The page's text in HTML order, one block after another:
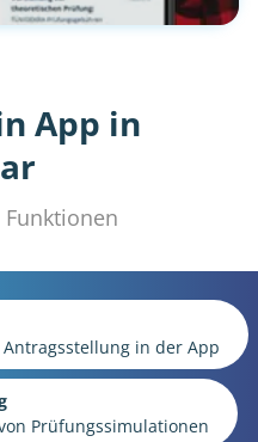
App in
in der App
Prüfungssimulationen